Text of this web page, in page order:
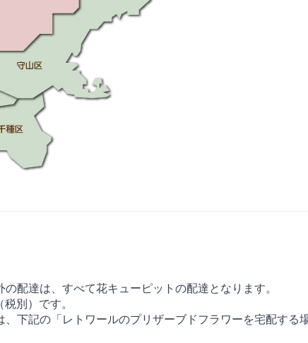
配達は、すべて花キューピットの配達となります。
別）です。
下記の「レトワールのプリザーブドフラワーを宅配する